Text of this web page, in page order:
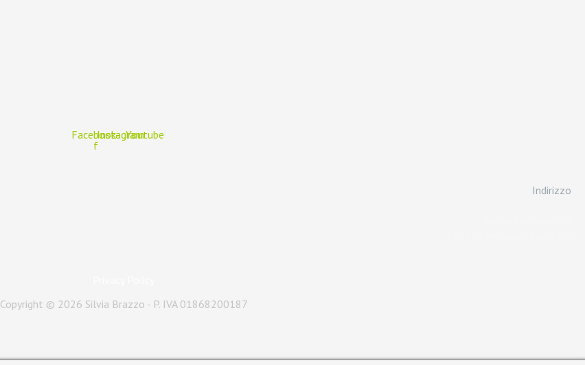
Facebook-
f
InstagramYoutube
Indirizzo
Copyright © 2026 Silvia Brazzo - P. IVA 01868200187